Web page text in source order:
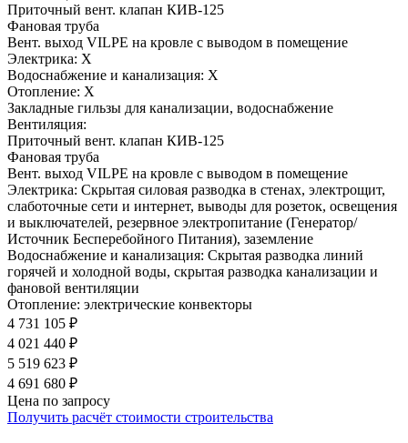
Приточный вент. клапан КИВ-125
Фановая труба
Вент. выход VILPE на кровле с выводом в помещение
Электрика: Х
Водоснабжение и канализация: Х
Отопление: Х
Закладные гильзы для канализации, водоснабжение
Вентиляция:
Приточный вент. клапан КИВ-125
Фановая труба
Вент. выход VILPE на кровле с выводом в помещение
Электрика: Скрытая силовая разводка в стенах, электрощит,
слаботочные сети и интернет, выводы для розеток, освещения
и выключателей, резервное электропитание (Генератор/
Источник Бесперебойного Питания), заземление
Водоснабжение и канализация: Скрытая разводка линий
горячей и холодной воды, скрытая разводка канализации и
фановой вентиляции
Отопление: электрические конвекторы
4 731 105 ₽
4 021 440 ₽
5 519 623 ₽
4 691 680 ₽
Цена по запросу
Получить расчёт стоимости строительства